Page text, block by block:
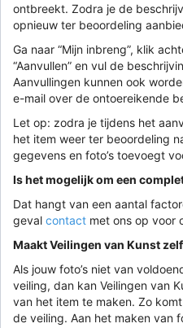
ontbreekt. Zodra je de
opnieuw ter beoordeling
Ga naar “Mijn inbreng”, klik
“Aanvullen” en vul de
Aanvullingen kunnen ook
e-mail over de ontoereikende
Let op: zodra je tijdens het
het item weer ter beoordeling
gegevens en foto’s toevoegt
Is het mogelijk om een
Dat hangt van een aantal
geval contact met ons op voor
Maakt Veilingen van Kunst
Als jouw foto’s niet van
veiling, dan kan Veilingen van
van het item te maken. Zo
de veiling. Aan het maken van